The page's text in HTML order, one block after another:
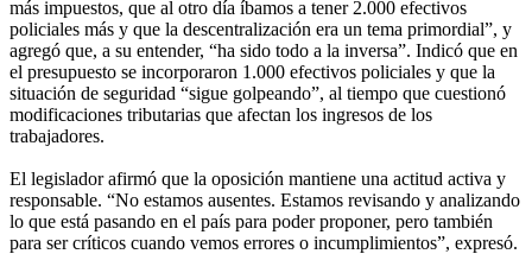
más impuestos, que al otro día íbamos a tener 2.000 efectivos
policiales más y que la descentralización era un tema primordial”, y
agregó que, a su entender, “ha sido todo a la inversa”. Indicó que en
el presupuesto se incorporaron 1.000 efectivos policiales y que la
situación de seguridad “sigue golpeando”, al tiempo que cuestionó
modificaciones tributarias que afectan los ingresos de los
trabajadores.
El legislador afirmó que la oposición mantiene una actitud activa y
responsable. “No estamos ausentes. Estamos revisando y analizando
lo que está pasando en el país para poder proponer, pero también
para ser críticos cuando vemos errores o incumplimientos”, expresó.